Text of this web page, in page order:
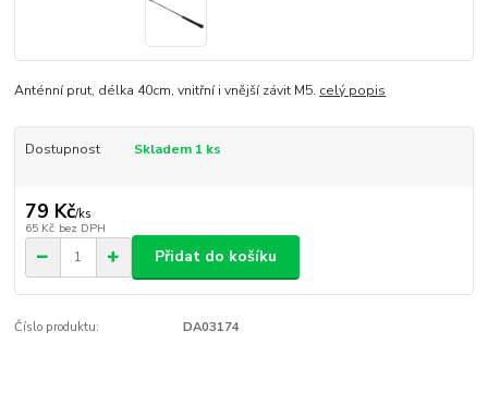
Anténní prut, délka 40cm, vnitřní i vnější závit M5. celý popis
Dostupnost Skladem 1 ks
79 Kč/ks
65 Kč bez DPH
Přidat do košíku
Číslo produktu: DA03174